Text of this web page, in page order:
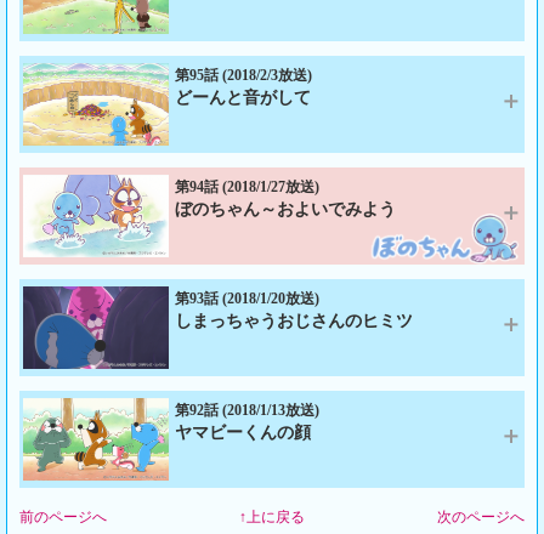
ギーくんに、自分の考えていることを当ててほしいと申し出る。
出演：ぼのぼの、シマリスくん、アライグマくん、フェネギーくん、他
あらすじ：アライグマくんが、ペットを飼い始めた。ウマちゃんという虫
なのだ。アライグマくんはウマちゃんがかわいくて仕方ない。ぼのぼのと
シマリスくんも、葉っぱをあげたり、芸を覚えさせたり、ウマちゃんと一
緒に遊んで楽しい日々を過ごしていた。しかしある日、ウマちゃんが姿を
消してしまう。
出演：ぼのぼの、シマリスくん、アライグマくん、アライグマくんのおと
うさん、ウマちゃん
あらすじ：ショーねえちゃんが帰ってこないので、行方を捜すことになっ
たシマリスくん。でも、いつもショーねえちゃんにいじめられているシマ
リスくんはやる気なさげ。仕方なくぼのぼのと一緒に捜していると、ショ
ーねえちゃんの知り合いのチョイ悪オヤジ・ジロッキさんと出会う。ジロ
ッキさんはショーねえちゃんが帰らない理由に心当たりがあるよう
で……？
出演：ぼのぼの、シマリスくん、ショーねえちゃん、他
あらすじ：「デスガイニーの葉」……なんでもすごく苦いらしい。アライ
グマくんは、ぼのぼのとシマリスくんを誘って、デスガイニーの葉がどれ
くらい苦いのか確かめに行くことにする。デスガイニーが生えている森に
行くと、その特徴にあてはまる葉っぱがたくさん生えていた……。どれが
本物かわからないぼのぼのたちは、その葉っぱを次々と食べ始める！
出演：ぼのぼの、シマリスくん、アライグマくん、アライグマくんのおと
うさん
あらすじ：最近だれかがスナドリネコさんの家の前に魚を置いていく。あ
やしいので食べずに捨ててしまうのに、毎日かならず置いていくのだ。ク
ズリくんのおとうさんに話すと、せっかくだから探し出してお礼を言うべ
きだという。あまり気乗りのしないスナドリネコさんだが、クズリくんの
おとうさんに連れ出され、魚を置いていく誰かを探し始める。
出演：ぼのぼの、シマリスくん、スナドリネコさん、クズリくんのおとう
さん、他
第95話 (2018/2/3放送)
どーんと音がして
あらすじ：ドーン――早朝の森に響き渡る、正体不明の大きな音。ぼのぼ
んだろう？ ぼのぼのたちは音の正体を探るため、音のした方へ向かう。
第94話 (2018/1/27放送)
ぼのちゃん～およいでみよう
第93話 (2018/1/20放送)
しまっちゃうおじさんのヒミツ
第92話 (2018/1/13放送)
ヤマビーくんの顔
前のページへ ↑上に戻る 次のページへ